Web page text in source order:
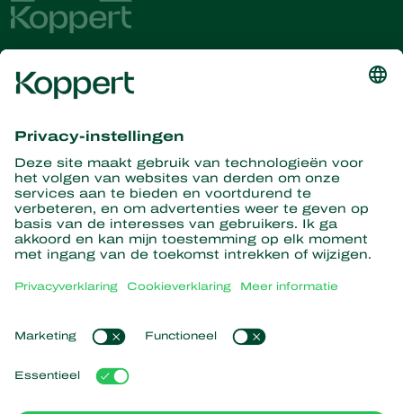
Ontvang het laatste nieuws en
informatie
Hier aanmelden
Partners with Nature
Roofmijten
Roofinsecten
Nuttige nematoden
Nuttige micro-organismen
Gewasbescherming
Nieuws en informatie
Duurzaamheid
Werken bij Koppert
Contact
Populaire links
Ervaringen van klanten
Koppert Global